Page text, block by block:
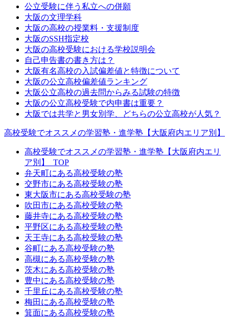
公立受験に伴う私立への併願
大阪の文理学科
大阪の高校の授業料・支援制度
大阪のSSH指定校
大阪の高校受験における学校説明会
自己申告書の書き方は？
大阪有名高校の入試偏差値と特徴について
大阪の公立高校偏差値ランキング
大阪公立高校の過去問からみる試験の特徴
大阪の公立高校受験で内申書は重要？
大阪では共学と男女別学、どちらの公立高校が人気？
高校受験でオススメの学習塾・進学塾【大阪府内エリア別】
高校受験でオススメの学習塾・進学塾【大阪府内エリ
ア別】_TOP
弁天町にある高校受験の塾
交野市にある高校受験の塾
東大阪市にある高校受験の塾
吹田市にある高校受験の塾
藤井寺にある高校受験の塾
平野区にある高校受験の塾
天王寺にある高校受験の塾
谷町にある高校受験の塾
高槻にある高校受験の塾
茨木にある高校受験の塾
豊中にある高校受験の塾
千里丘にある高校受験の塾
梅田にある高校受験の塾
箕面にある高校受験の塾